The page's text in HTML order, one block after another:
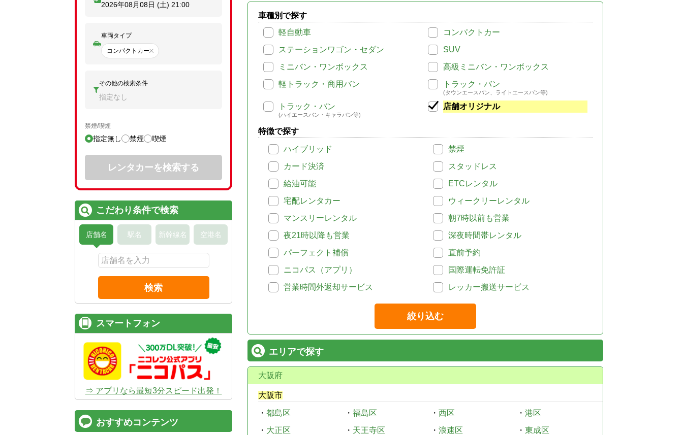
車種別で探す
軽自動車
コンパクトカー
ステーションワゴン・セダン
SUV
ミニバン・ワンボックス
高級ミニバン・ワンボックス
軽トラック・商用バン
トラック・バン
(タウンエースバン、ライトエースバン等)
トラック・バン
(ハイエースバン・キャラバン等)
店舗オリジナル
特徴で探す
ハイブリッド
禁煙
カード決済
スタッドレス
給油可能
ETCレンタル
宅配レンタカー
ウィークリーレンタル
マンスリーレンタル
朝7時以前も営業
夜21時以降も営業
深夜時間帯レンタル
パーフェクト補償
直前予約
ニコパス（アプリ）
国際運転免許証
営業時間外返却サービス
レッカー搬送サービス
絞り込む
エリアで探す
大阪府
大阪市
・ 都島区 ・ 福島区 ・ 西区 ・ 港区
・ 大正区 ・ 天王寺区 ・ 浪速区 ・ 東成区
2026年08月08日 (土) 21:00
車両タイプ
コンパクトカー
その他の検索条件
指定なし
禁煙/喫煙
指定無し 禁煙 喫煙
レンタカーを検索する
こだわり条件で検索
店舗名 駅名 新幹線名 空港名
検索
スマートフォン
⇒ アプリなら最短3分スピード出発！
おすすめコンテンツ